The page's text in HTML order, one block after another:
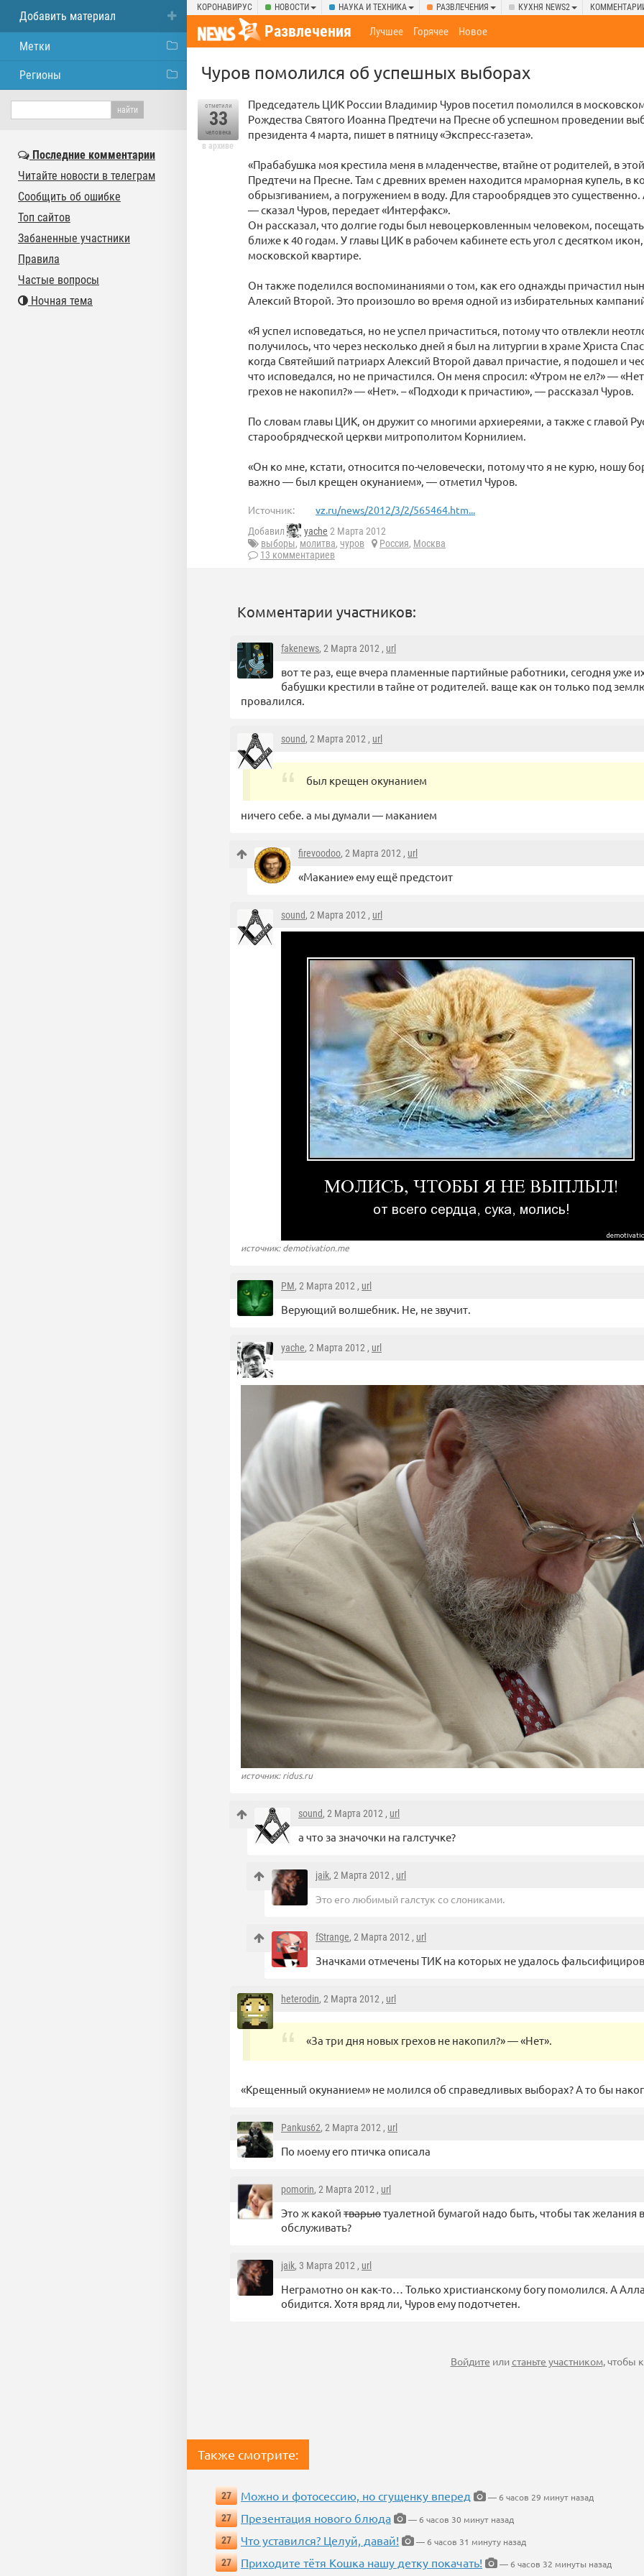
КОРОНАВИРУС НОВОСТИ НАУКА И ТЕХНИКА РАЗВЛЕЧЕНИЯ КУХНЯ NEWS2
Развлечения Лучшее Горячее Новое
Чуров помолился об успешных выборах
отметили
33
человека
в архиве
Председатель ЦИК России Владимир Чуров посетил помолился в
Рождества Святого Иоанна Предтечи на Пресне об успешном проведении
президента 4 марта, пишет в пятницу «Экспресс-газета».
«Прабабушка моя крестила меня в младенчестве, втайне от родителей, в
Предтечи на Пресне. Там с древних времен находится мраморная купель, в
обрызгиванием, а погружением в воду. Для старообрядцев это
— сказал Чуров, передает «Интерфакс».
Он рассказал, что долгие годы был невоцерковленным человеком,
ближе к 40 годам. У главы ЦИК в рабочем кабинете есть угол с десятком
московской квартире.
Он также поделился воспоминаниями о том, как его однажды причастил
Алексий Второй. Это произошло во время одной из избирательных
«Я успел исповедаться, но не успел причаститься, потому что отвлекли
получилось, что через несколько дней я был на литургии в храме Христа
когда Святейший патриарх Алексий Второй давал причастие, я подошел и
что исповедался, но не причастился. Он меня спросил: «Утром не ел?» —
грехов не накопил?» — «Нет». – «Подходи к причастию», — рассказал Чуров.
По словам главы ЦИК, он дружит со многими архиереями, а также с главой
старообрядческой церкви митрополитом Корнилием.
«Он ко мне, кстати, относится по-человечески, потому что я не курю, ношу
важно — был крещен окунанием», — отметил Чуров.
Источник: vz.ru/news/2012/3/2/565464.htm...
Добавил yache 2 Марта 2012
выборы, молитва, чуров Россия, Москва
13 комментариев
Комментарии участников:
fakenews, 2 Марта 2012 , url
вот те раз, еще вчера пламенные партийные работники, сегодня уже
бабушки крестили в тайне от родителей. ваще как он только под
провалился.
sound, 2 Марта 2012 , url
был крещен окунанием
ничего себе. а мы думали — маканием
firevoodoo, 2 Марта 2012 , url
«Макание» ему ещё предстоит
sound, 2 Марта 2012 , url
источник: demotivation.me
PM, 2 Марта 2012 , url
Верующий волшебник. Не, не звучит.
yache, 2 Марта 2012 , url
источник: ridus.ru
sound, 2 Марта 2012 , url
а что за значочки на галстучке?
jaik, 2 Марта 2012 , url
Это его любимый галстук со слониками.
fStrange, 2 Марта 2012 , url
Значками отмечены ТИК на которых не удалось
heterodin, 2 Марта 2012 , url
«За три дня новых грехов не накопил?» — «Нет».
«Крещенный окунанием» не молился об справедливых выборах? А то бы
Pankus62, 2 Марта 2012 , url
По моему его птичка описала
pomorin, 2 Марта 2012 , url
Это ж какой тварьютуалетной бумагой надо быть, чтобы так желания
обслуживать?
jaik, 3 Марта 2012 , url
Неграмотно он как-то… Только христианскому богу помолился. А
обидится. Хотя вряд ли, Чуров ему подотчетен.
Войдите илистаньте участником, чтобы
Также смотрите:
27 Можно и фотосессию, но сгущенку вперед
— 6 часов 29 минут назад
27
Презентация нового блюда
— 6 часов 30 минут назад
27
Что уставился? Целуй, давай!
— 6 часов 31 минуту назад
27
Приходите тётя Кошка нашу детку покачать! — 6 часов 32 минуты назад
Добавить материал
Метки
Регионы
Последние комментарии
Читайте новости в телеграм
Сообщить об ошибке
Топ сайтов
Забаненные участники
Правила
Частые вопросы
Ночная тема